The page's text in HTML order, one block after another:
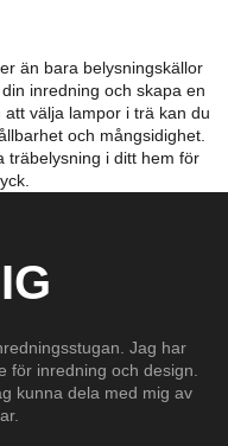
än bara belysningskällor
inredning och skapa en
välja lampor i trä kan du
och mångsidighet.
träbelysning i ditt hem för
Jag har
för inredning och design.
kunna dela med mig av